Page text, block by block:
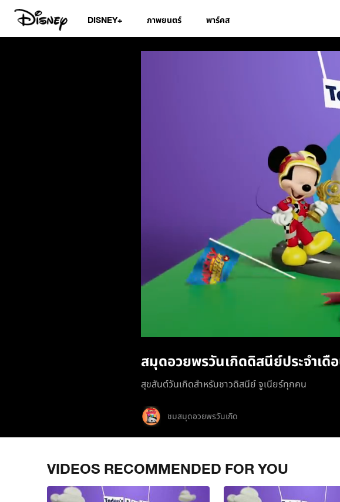
DISNEY+ ภาพยนตร์ พาร์คส
สมุดอวยพรวันเกิดดิสนีย์ประจำ
สมุดอวยพรวันเกิดดิสนีย์ประจำเดื
สุขสันต์วันเกิดสำหรับชาวดิสนีย์ จูเนียร์ทุกคน
ชมสมุดอวยพรวันเกิด
VIDEOS RECOMMENDED FOR YOU